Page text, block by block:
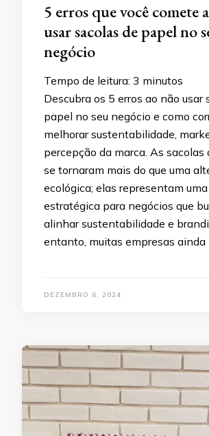
5 erros que você comete
usar sacolas de papel no
negócio
Tempo de leitura: 3 minutos
Descubra os 5 erros ao não usar
papel no seu negócio e como
melhorar sustentabilidade,
percepção da marca. As sacolas
se tornaram mais do que uma
ecológica; elas representam
estratégica para negócios que
alinhar sustentabilidade e
entanto, muitas empresas
DEZEMBRO 6, 2024